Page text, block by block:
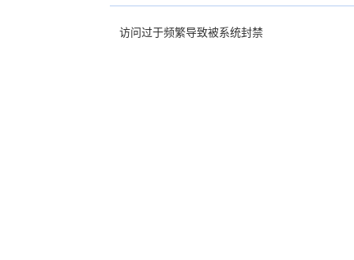
访问过于频繁导致被系统封禁